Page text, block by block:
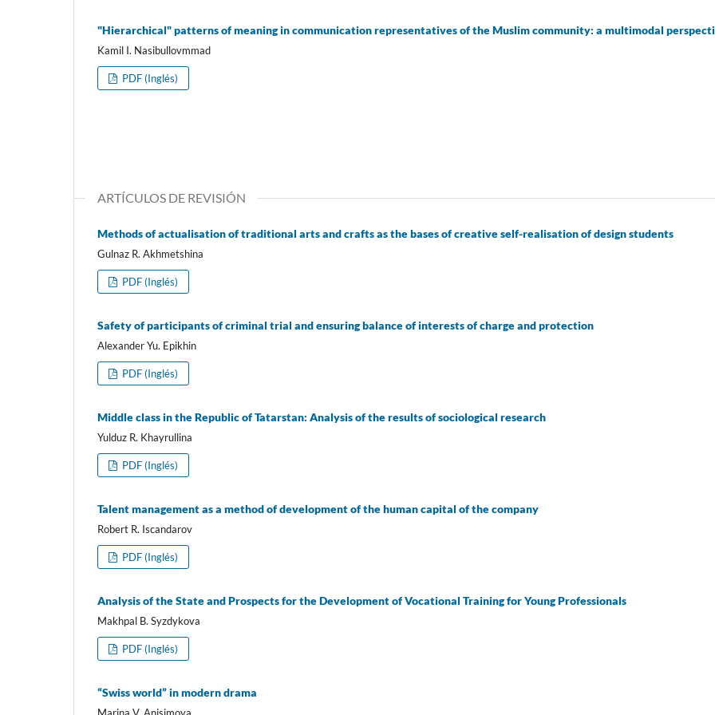
"Hierarchical" patterns of meaning in communication representatives of the Muslim community: a multimodal
Kamil I. Nasibullovmmad
PDF (Inglés)
ARTÍCULOS DE REVISIÓN
Methods of actualisation of traditional arts and crafts as the bases of creative self-realisation of design students
Gulnaz R. Akhmetshina
PDF (Inglés)
Safety of participants of criminal trial and ensuring balance of interests of charge and protection
Alexander Yu. Epikhin
PDF (Inglés)
Middle class in the Republic of Tatarstan: Analysis of the results of sociological research
Yulduz R. Khayrullina
PDF (Inglés)
Talent management as a method of development of the human capital of the company
Robert R. Iscandarov
PDF (Inglés)
Analysis of the State and Prospects for the Development of Vocational Training for Young Professionals
Makhpal B. Syzdykova
PDF (Inglés)
“Swiss world” in modern drama